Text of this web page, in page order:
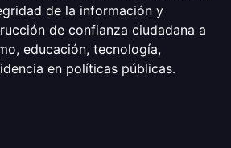
de la información y
de confianza ciudadana a
educación, tecnología,
en políticas públicas.